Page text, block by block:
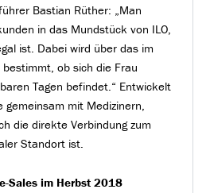
Bastian Rüther: „Man
in das Mundstück von ILO,
ist. Dabei wird über das im
ob sich die Frau
Tagen befindet.“ Entwickelt
gemeinsam mit Medizinern,
die direkte Verbindung zum
Standort ist.
Sales im Herbst 2018